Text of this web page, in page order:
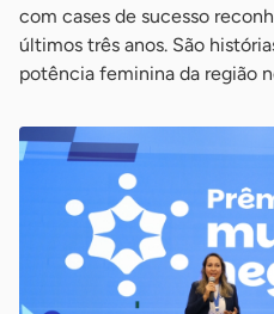
com cases de sucesso
últimos três anos. São
potência feminina da região